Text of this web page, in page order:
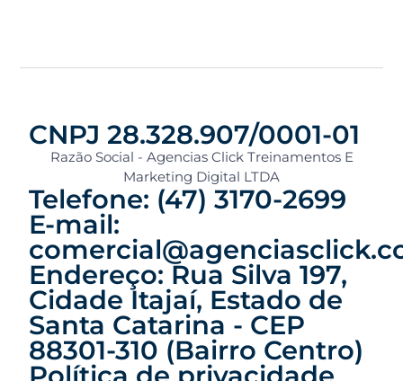
CNPJ 28.328.907/0001-01
Razão Social - Agencias Click Treinamentos E
Marketing Digital LTDA
Telefone: (47) 3170-2699
E-mail:
Endereço: Rua Silva 197,
Cidade Itajaí, Estado de
Santa Catarina - CEP
88301-310 (Bairro Centro)